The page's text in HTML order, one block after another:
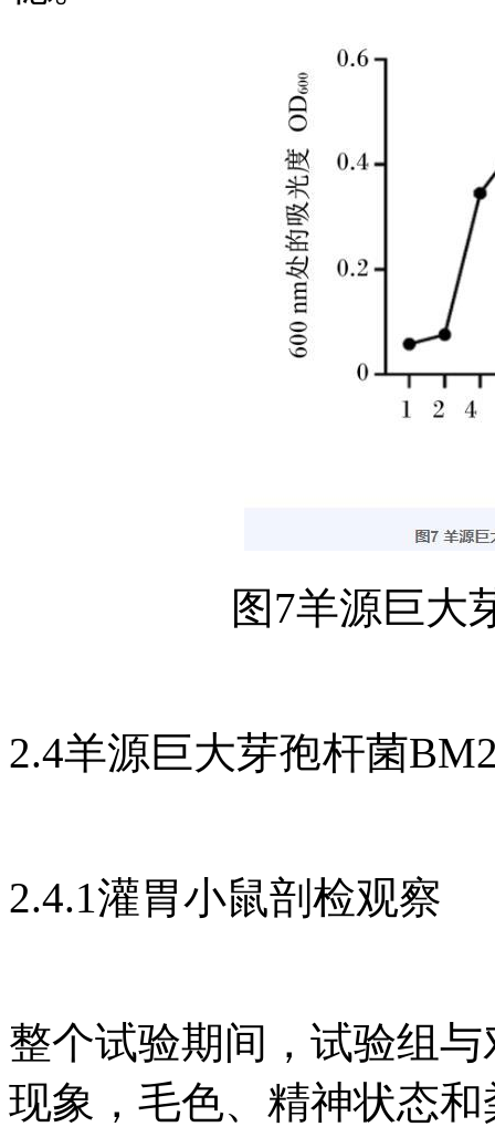
图7羊源巨大
2.4羊源巨大芽孢杆菌
2.4.1灌胃小鼠剖检观察
整个试验期间，试验组
现象，毛色、精神状态